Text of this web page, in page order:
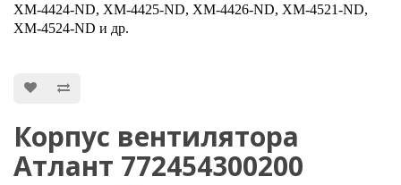
ХМ-4424-ND, ХМ-4425-ND, ХМ-4426-ND, ХМ-4521-ND,
ХМ-4524-ND и др.
Корпус вентилятора
Атлант 772454300200